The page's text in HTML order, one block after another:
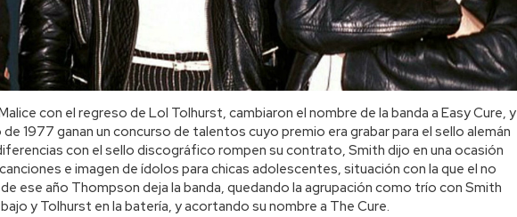
con el regreso de Lol Tolhurst, cambiaron el nombre de la banda a Easy Cure, y
1977 ganan un concurso de talentos cuyo premio era grabar para el sello alemán
con el sello discográfico rompen su contrato, Smith dijo en una ocasión
e imagen de ídolos para chicas adolescentes, situación con la que el no
ese año Thompson deja la banda, quedando la agrupación como trío con Smith
y Tolhurst en la batería, y acortando su nombre a The Cure.